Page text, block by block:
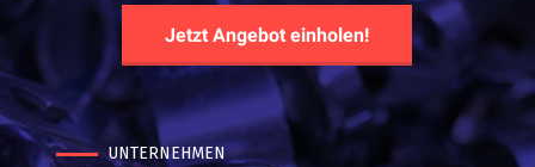
Jetzt Angebot einholen!
UNTERNEHMEN